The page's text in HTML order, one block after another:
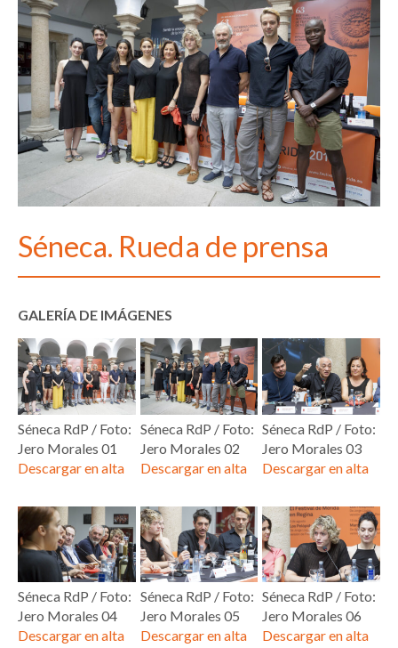
Séneca. Rueda de prensa
GALERÍA DE IMÁGENES
Séneca RdP / Foto:
Jero Morales 01
Descargar en alta
Séneca RdP / Foto:
Jero Morales 02
Descargar en alta
Séneca RdP / Foto:
Jero Morales 03
Descargar en alta
Séneca RdP / Foto:
Jero Morales 04
Descargar en alta
Séneca RdP / Foto:
Jero Morales 05
Descargar en alta
Séneca RdP / Foto:
Jero Morales 06
Descargar en alta